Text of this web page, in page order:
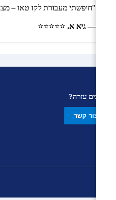
"חיפשתי מעבורת לקו טאו –
— גיא א. ⭐⭐⭐⭐⭐
צריכים עזרה?
צור קשר